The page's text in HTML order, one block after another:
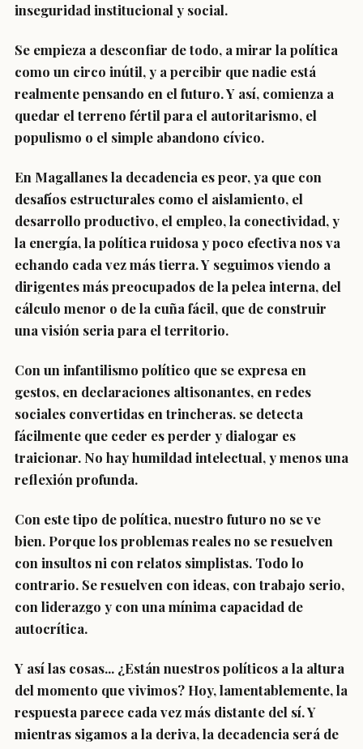
inseguridad institucional y social.
Se empieza a desconfiar de todo, a mirar la política
como un circo inútil, y a percibir que nadie está
realmente pensando en el futuro. Y así, comienza a
quedar el terreno fértil para el autoritarismo, el
populismo o el simple abandono cívico.
En Magallanes la decadencia es peor, ya que con
desafíos estructurales como el aislamiento, el
desarrollo productivo, el empleo, la conectividad, y
la energía, la política ruidosa y poco efectiva nos va
echando cada vez más tierra. Y seguimos viendo a
dirigentes más preocupados de la pelea interna, del
cálculo menor o de la cuña fácil, que de construir
una visión seria para el territorio.
Con un infantilismo político que se expresa en
gestos, en declaraciones altisonantes, en redes
sociales convertidas en trincheras. se detecta
fácilmente que ceder es perder y dialogar es
traicionar. No hay humildad intelectual, y menos una
reflexión profunda.
Con este tipo de política, nuestro futuro no se ve
bien. Porque los problemas reales no se resuelven
con insultos ni con relatos simplistas. Todo lo
contrario. Se resuelven con ideas, con trabajo serio,
con liderazgo y con una mínima capacidad de
autocrítica.
Y así las cosas... ¿Están nuestros políticos a la altura
del momento que vivimos? Hoy, lamentablemente, la
respuesta parece cada vez más distante del sí. Y
mientras sigamos a la deriva, la decadencia será de